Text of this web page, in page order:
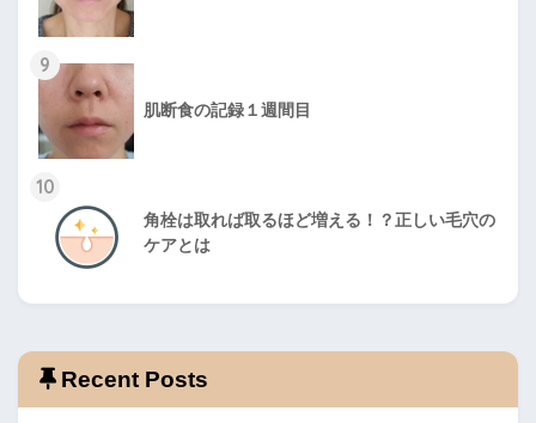
9
肌断食の記録１週間目
10
角栓は取れば取るほど増える！？正しい毛穴の
ケアとは
Recent Posts